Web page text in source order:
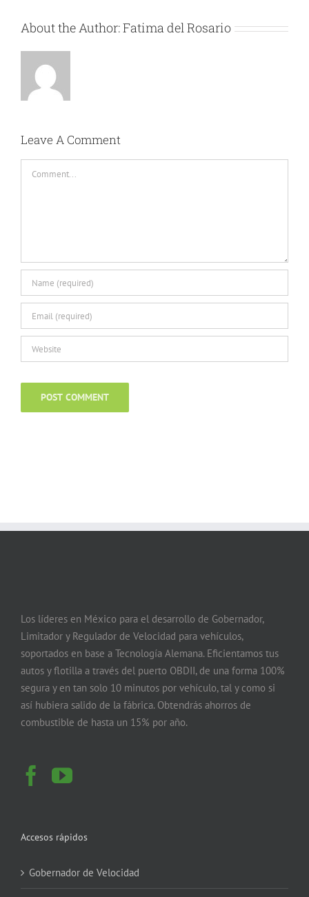
About the Author:Fatima del Rosario
Leave A Comment
Los líderes en México para el desarrollo de Gobernador,
Limitador y Regulador de Velocidad para vehículos,
soportados en base a Tecnología Alemana. Eficientamos tus
autos y flotilla a través del puerto OBDII, de una forma 100%
segura y en tan solo 10 minutos por vehículo, tal y como si
así hubiera salido de la fábrica. Obtendrás ahorros de
combustible de hasta un 15% por año.
Accesos rápidos
Gobernador de Velocidad